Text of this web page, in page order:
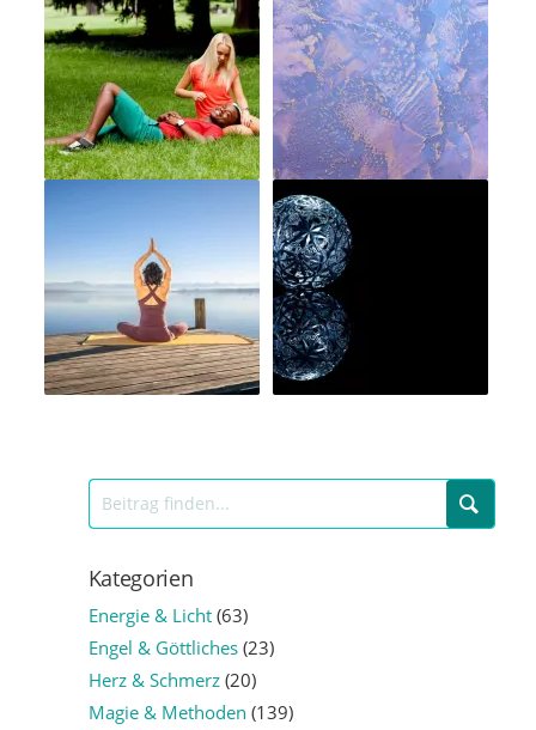
Kategorien
Energie & Licht(63)
Engel & Göttliches(23)
Herz & Schmerz(20)
Magie & Methoden (139)